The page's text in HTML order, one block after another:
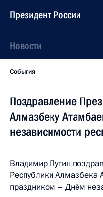
Президент России
Новости
События
Поздравление
Алмазбеку
независимости
Владимир Путин
Республики Алмазбека
праздником – Днём